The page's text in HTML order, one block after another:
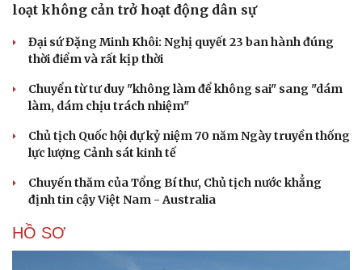
loạt không cản trở hoạt động dân sự
Đại sứ Đặng Minh Khôi: Nghị quyết 23 ban hành đúng
thời điểm và rất kịp thời
Chuyển từ tư duy "không làm để không sai" sang "dám
làm, dám chịu trách nhiệm"
Chủ tịch Quốc hội dự kỷ niệm 70 năm Ngày truyền thống
lực lượng Cảnh sát kinh tế
Chuyến thăm của Tổng Bí thư, Chủ tịch nước khẳng
định tin cậy Việt Nam - Australia
HỒ SƠ